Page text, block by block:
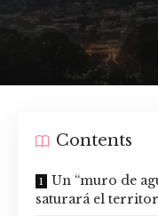
Contents
Un “muro de
saturará el